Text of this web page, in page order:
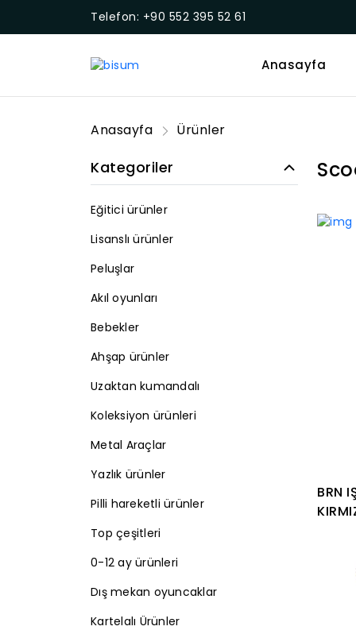
Telefon: +90 552 395 52 61
Anasayfa
Anasayfa Ürünler
BRN
Kategoriler
Eğitici ürünler
Lisanslı ürünler
Peluşlar
Akıl oyunları
Bebekler
Ahşap ürünler
Uzaktan kumandalı
Koleksiyon ürünleri
Metal Araçlar
Yazlık ürünler
Pilli hareketli ürünler
Top çeşitleri
0-12 ay ürünleri
Dış mekan oyuncaklar
Kartelalı Ürünler